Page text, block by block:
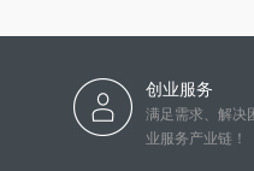
创业服务
满足需求、解决
业服务产业链！